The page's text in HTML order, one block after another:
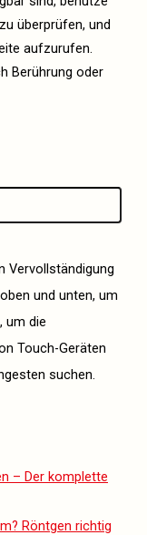
überprüfen, und
aufzurufen.
Berührung oder
Vervollständigung
und unten, um
um die
Touch-Geräten
suchen.
– Der komplette
Röntgen richtig